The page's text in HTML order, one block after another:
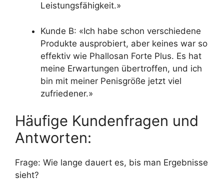
Leistungsfähigkeit.»
Kunde B: «Ich habe schon verschiedene
Produkte ausprobiert, aber keines war so
effektiv wie Phallosan Forte Plus. Es hat
meine Erwartungen übertroffen, und ich
bin mit meiner Penisgröße jetzt viel
zufriedener.»
Häufige Kundenfragen und
Antworten:
Frage: Wie lange dauert es, bis man Ergebnisse
sieht?